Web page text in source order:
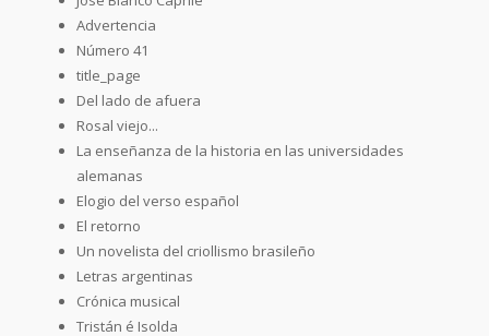
Advertencia
Número 41
title_page
Del lado de afuera
Rosal viejo...
La enseñanza de la historia en las universidades
alemanas
Elogio del verso español
El retorno
Un novelista del criollismo brasileño
Letras argentinas
Crónica musical
Tristán é Isolda